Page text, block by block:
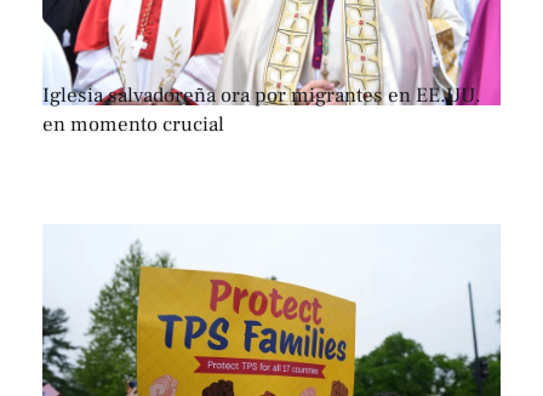
Iglesia salvadoreña ora por migrantes en EE.UU.
en momento crucial